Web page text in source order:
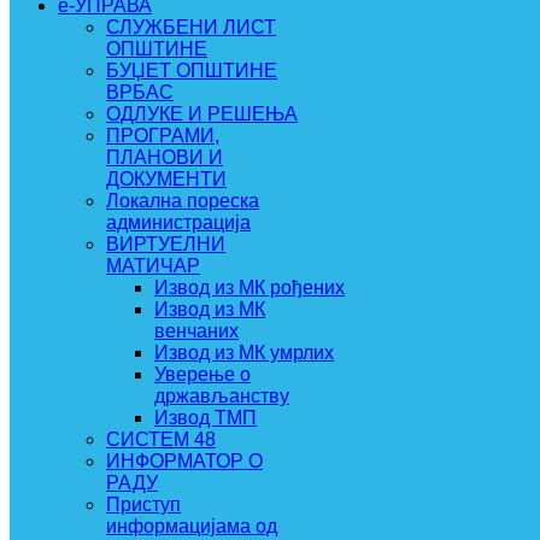
e-УПРАВА
СЛУЖБЕНИ ЛИСТ
ОПШТИНЕ
БУЏЕТ ОПШТИНЕ
ВРБАС
ОДЛУКЕ И РЕШЕЊА
ПРОГРАМИ,
ПЛАНОВИ И
ДОКУМЕНТИ
Локална пореска
администрација
ВИРТУЕЛНИ
МАТИЧАР
Извод из МК рођених
Извод из МК
венчаних
Извод из МК умрлих
Уверење о
држављанству
Извод ТМП
СИСТЕМ 48
ИНФОРМАТОР О
РАДУ
Приступ
информацијама од